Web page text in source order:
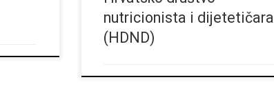
nutricionista i dijetetičara
(HDND)